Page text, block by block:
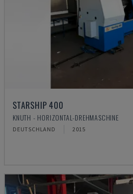
STARSHIP 400
KNUTH - HORIZONTAL-DREHMASCHINE
DEUTSCHLAND 2015